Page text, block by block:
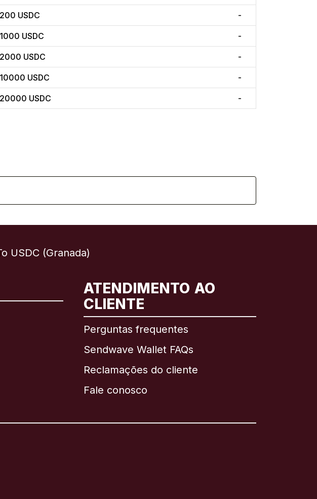
200 USDC -
1000 USDC -
2000 USDC -
10000 USDC -
20000 USDC -
USDC (Granada)
ATENDIMENTO AO
CLIENTE
Perguntas frequentes
Sendwave Wallet FAQs
Reclamações do cliente
Fale conosco